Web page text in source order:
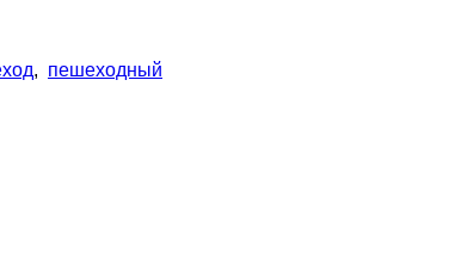
, пешеходный